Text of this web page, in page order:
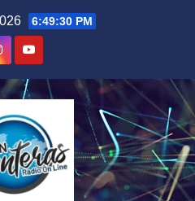
6:49:31 PM